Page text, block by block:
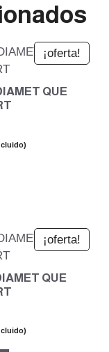
¡oferta!
QUE
¡oferta!
QUE